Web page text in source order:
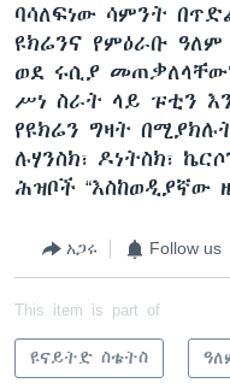
ባሳለፍነው ሳምንት
ዩክሬንና የምዕራቡ
ወደ ሩሲያ
ሥነ ስራት ላይ ፑቲን
የዩክሬን ግዛት
ሉሃንስክ፣ ዶነትስክ፣
ሕዝቦች “እስከወዲያኛው
አጋሩ Follow us
This item is part of
ዩናይትድ ስቴትስ